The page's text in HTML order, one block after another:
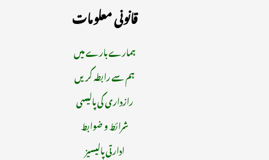
قانونی معلومات
ہمارے بارے میں
ہم سے رابطہ کریں
رازداری کی پالیسی
شرائط و ضوابط
ادارتی پالیسیز